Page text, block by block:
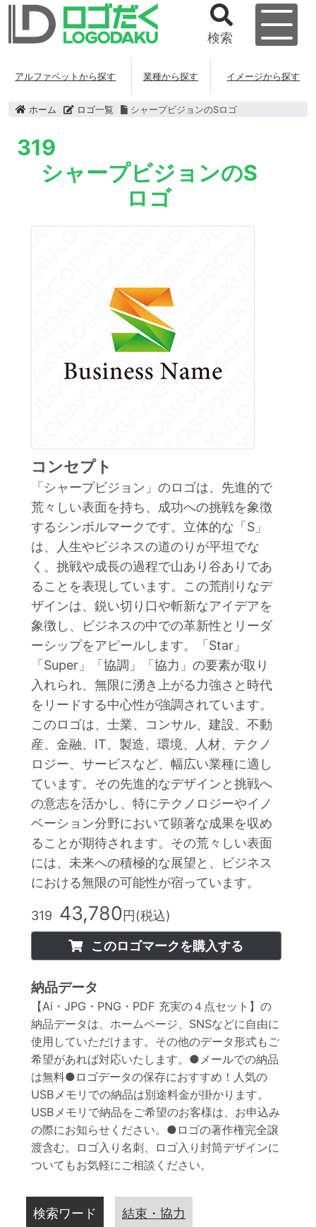
検索
アルファベットから探す 業種から探す イメージから探す
ホーム ロゴ一覧 シャープビジョンのSロゴ
319
シャープビジョンのS
ロゴ
コンセプト
「シャープビジョン」のロゴは、先進的で
荒々しい表面を持ち、成功への挑戦を象徴
するシンボルマークです。立体的な「S」
は、人生やビジネスの道のりが平坦でな
く、挑戦や成長の過程で山あり谷ありであ
ることを表現しています。この荒削りなデ
ザインは、鋭い切り口や斬新なアイデアを
象徴し、ビジネスの中での革新性とリーダ
ーシップをアピールします。「Star」
「Super」「協調」「協力」の要素が取り
入れられ、無限に湧き上がる力強さと時代
をリードする中心性が強調されています。
このロゴは、士業、コンサル、建設、不動
産、金融、IT、製造、環境、人材、テクノ
ロジー、サービスなど、幅広い業種に適し
ています。その先進的なデザインと挑戦へ
の意志を活かし、特にテクノロジーやイノ
ベーション分野において顕著な成果を収め
ることが期待されます。その荒々しい表面
には、未来への積極的な展望と、ビジネス
における無限の可能性が宿っています。
319 43,780円(税込)
このロゴマークを購入する
納品データ
【Ai・JPG・PNG・PDF 充実の４点セット】の
納品データは、ホームページ、SNSなどに自由に
使用していただけます。その他のデータ形式もご
希望があれば対応いたします。●メールでの納品
は無料●ロゴデータの保存におすすめ！人気の
USBメモリでの納品は別途料金が掛かります。
USBメモリで納品をご希望のお客様は、お申込み
の際にお知らせください。●ロゴの著作権完全譲
渡含む。ロゴ入り名刺、ロゴ入り封筒デザインに
ついてもお気軽にご相談ください。
検索ワード 結束・協力